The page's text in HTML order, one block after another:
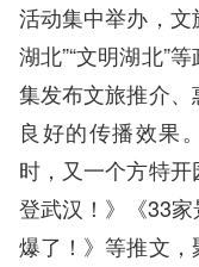
活动集中举办，文
湖北”“文明湖北”
集发布文旅推介
良好的传播效果
时，又一个方特
登武汉！》《33
爆了！》等推文